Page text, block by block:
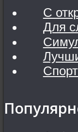
С
Для